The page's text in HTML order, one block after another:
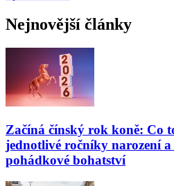
Nejnovější články
Začíná čínský rok koně: Co
jednotlivé ročníky narození a
pohádkové bohatství